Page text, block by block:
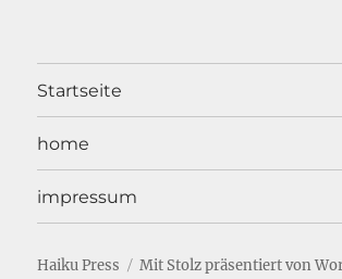
Startseite
home
impressum
Haiku Press Mit Stolz präsentiert von